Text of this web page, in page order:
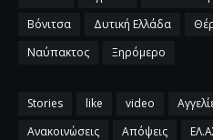
Βόνιτσα
Δυτική Ελλάδα
Ναύπακτος
Ξηρόμερο
Stories like video
Ανακοινώσεις
Απόψεις